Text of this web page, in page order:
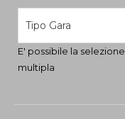
Tipo Gara
E' possibile la selezione
multipla